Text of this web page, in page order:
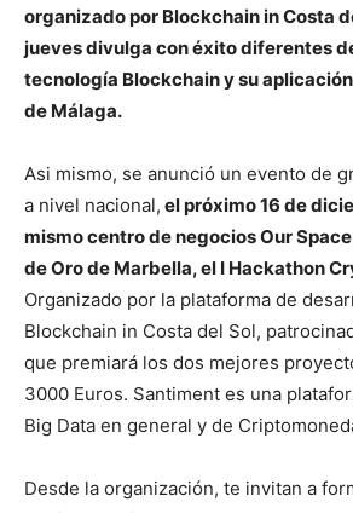
organizado por Blockchain in Costa
jueves divulga con éxito diferentes
tecnología Blockchain y su
de Málaga.
Asi mismo, se anunció un evento de
a nivel nacional, el próximo 16 de
mismo centro de negocios Our
de Oro de Marbella, el I Hackathon
Organizado por la plataforma de
Blockchain in Costa del Sol,
que premiará los dos mejores
3000 Euros. Santiment es una
Big Data en general y de
Desde la organización, te invitan a